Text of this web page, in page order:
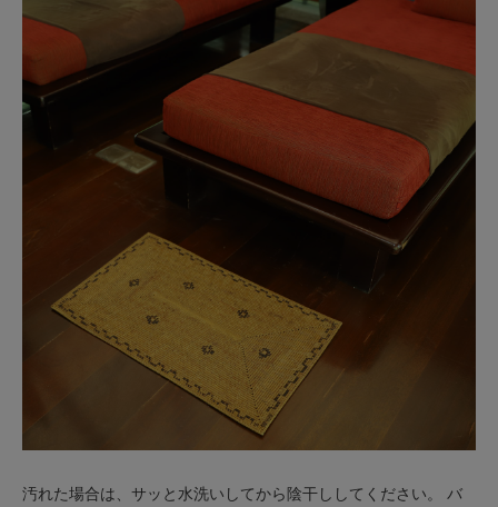
汚れた場合は、サッと水洗いしてから陰干ししてください。 バ